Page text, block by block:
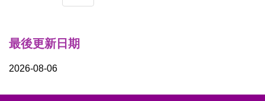
最後更新日期
2026-08-06